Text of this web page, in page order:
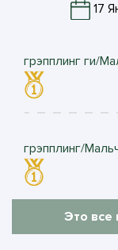
17
грэпплинг ги/
грэпплинг/
Это все